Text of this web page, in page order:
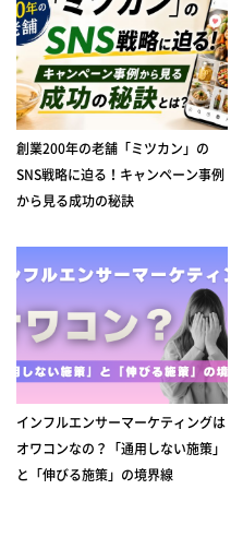
創業200年の老舗「ミツカン」の
SNS戦略に迫る！キャンペーン事例
から見る成功の秘訣
インフルエンサーマーケティングは
オワコンなの？「通用しない施策」
と「伸びる施策」の境界線